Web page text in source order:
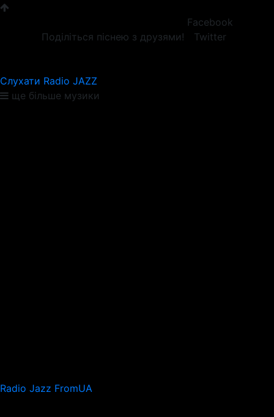
Поділіться піснею з друзями!
Facebook
Twitter
Слухати Radio JAZZ
ще більше музики
Radio Jazz FromUA